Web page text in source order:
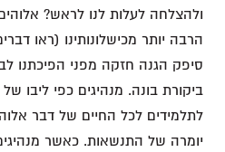
ולהצלחה לעלות לנו לראש?
סיפק הגנה חזקה מפני הפיכתנו
ביקורת בונה. מנהיגים כפי ליבו
לתלמידים לכל החיים של דבר
יומרה של התנשאות. כאשר